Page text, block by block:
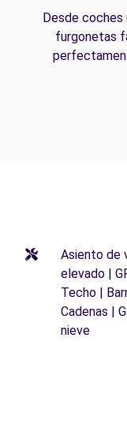
Desde coches
furgonetas
Asiento de
elevado |
Techo |
Cadenas |
nieve